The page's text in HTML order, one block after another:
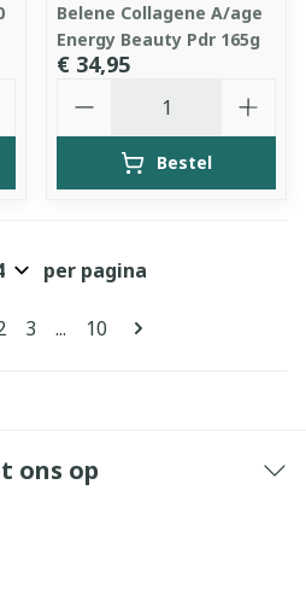
Belene Collagene A/age
Energy Beauty Pdr 165g
€ 34,95
Bestel
Pagina's
momenteel pagina
Pagina
3 ... Pagina
10
per pagina
ons op